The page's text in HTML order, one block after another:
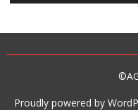
Proudly powered by